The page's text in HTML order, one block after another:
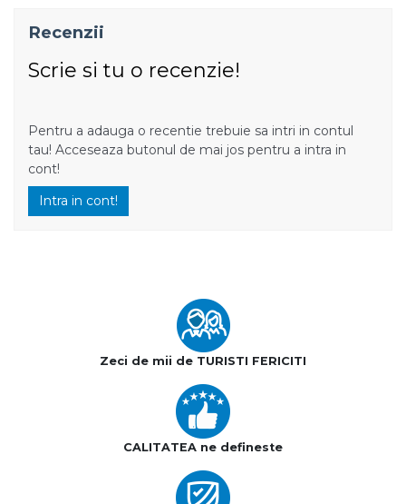
Recenzii
Scrie si tu o recenzie!
Pentru a adauga o recentie trebuie sa intri in contul
tau! Acceseaza butonul de mai jos pentru a intra in
cont!
Intra in cont!
Zeci de mii de TURISTI FERICITI
CALITATEA ne defineste